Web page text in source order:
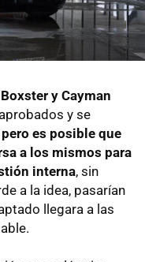
y Cayman
y se
pero es posible que
a los mismos para
interna, sin
a la idea, pasarían
llegara a las